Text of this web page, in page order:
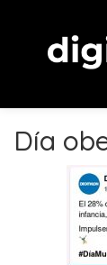
Día